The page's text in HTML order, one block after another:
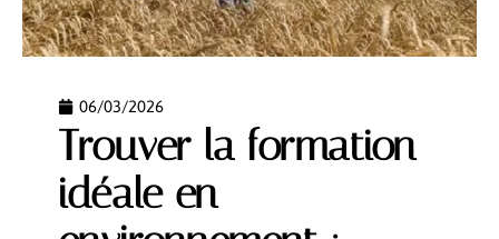
06/03/2026
Trouver la formation
idéale en